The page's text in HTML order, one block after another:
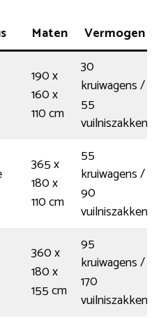
Maten Vermogen
190 x
160 x
110 cm
30
kruiwagens /
55
vuilniszakken
365 x
180 x
110 cm
55
kruiwagens /
90
vuilniszakken
360 x
180 x
155 cm
95
kruiwagens /
170
vuilniszakken